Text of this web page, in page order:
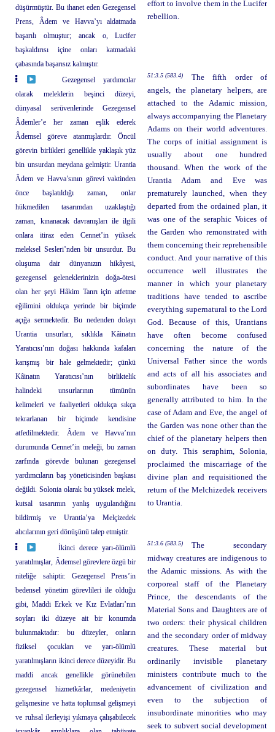
düşürmüştür. Bu ihanet eden Gezegensel
Prens, Âdem ve Havva’yı aldatmada
başarılı olmuştur; ancak o, Lucifer
başkaldırısı içine onları katmadaki
çabasında başarısız kalmıştır.
effort to involve them in the Lucifer
rebellion.
Gezegensel yardımcılar
olarak meleklerin beşinci düzeyi,
dünyasal serüvenlerinde Gezegensel
Âdemler’e her zaman eşlik ederek
Âdemsel göreve atanmışlardır. Öncül
görevin birlikleri genellikle yaklaşık yüz
bin unsurdan meydana gelmiştir. Urantia
Âdem ve Havva’sının görevi vaktinden
önce başlatıldığı zaman, onlar
hükmedilen tasarımdan uzaklaştığı
zaman, kınanacak davranışları ile ilgili
onlara itiraz eden Cennet’in yüksek
meleksel Sesleri’nden bir unsurdur. Bu
oluşuma dair dünyanızın hikâyesi,
gezegensel geleneklerinizin doğa-ötesi
olan her şeyi Hâkim Tanrı için atfetme
eğilimini oldukça yerinde bir biçimde
açığa sermektedir. Bu nedenden dolayı
Urantia unsurları, sıklıkla Kâinatın
Yaratıcısı’nın doğası hakkında kafaları
karışmış bir hale gelmektedir; çünkü
Kâinatın Yaratıcısı’nın birliktelik
halindeki unsurlarının tümünün
kelimeleri ve faaliyetleri oldukça sıkça
tekrarlanan bir biçimde kendisine
atfedilmektedir. Âdem ve Havva’nın
durumunda Cennet’in meleği, bu zaman
zarfında görevde bulunan gezegensel
yardımcıların baş yöneticisinden başkası
değildi. Solonia olarak bu yüksek melek,
kutsal tasarımın yanlış uygulandığını
bildirmiş ve Urantia’ya Melçizedek
alıcılarının geri dönüşünü talep etmiştir.
51:3.5 (583.4)
The fifth order of
angels, the planetary helpers, are
attached to the Adamic mission,
always accompanying the Planetary
Adams on their world adventures.
The corps of initial assignment is
usually about one hundred
thousand. When the work of the
Urantia Adam and Eve was
prematurely launched, when they
departed from the ordained plan, it
was one of the seraphic Voices of
the Garden who remonstrated with
them concerning their reprehensible
conduct. And your narrative of this
occurrence well illustrates the
manner in which your planetary
traditions have tended to ascribe
everything supernatural to the Lord
God. Because of this, Urantians
have often become confused
concerning the nature of the
Universal Father since the words
and acts of all his associates and
subordinates have been so
generally attributed to him. In the
case of Adam and Eve, the angel of
the Garden was none other than the
chief of the planetary helpers then
on duty. This seraphim, Solonia,
proclaimed the miscarriage of the
divine plan and requisitioned the
return of the Melchizedek receivers
to Urantia.
İkinci derece yarı-ölümlü
yaratılmışlar, Âdemsel görevlere özgü bir
niteliğe sahiptir. Gezegensel Prens’in
bedensel yönetim görevlileri ile olduğu
gibi, Maddi Erkek ve Kız Evlatları’nın
soyları iki düzeye ait bir konumda
bulunmaktadır: bu düzeyler, onların
fiziksel çocukları ve yarı-ölümlü
yaratılmışların ikinci derece düzeyidir. Bu
maddi ancak genellikle görünebilen
gezegensel hizmetkârlar, medeniyetin
gelişmesine ve hatta toplumsal gelişmeyi
ve ruhsal ilerleyişi yıkmaya çalışabilecek
51:3.6 (583.5)
The secondary
midway creatures are indigenous to
the Adamic missions. As with the
corporeal staff of the Planetary
Prince, the descendants of the
Material Sons and Daughters are of
two orders: their physical children
and the secondary order of midway
creatures. These material but
ordinarily invisible planetary
ministers contribute much to the
advancement of civilization and
even to the subjection of
insubordinate minorities who may
seek to subvert social development